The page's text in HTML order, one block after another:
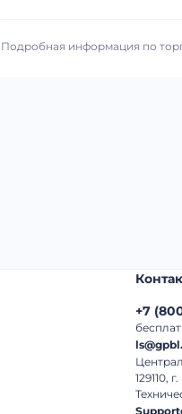
Подробная информация по
+7 (
129110,